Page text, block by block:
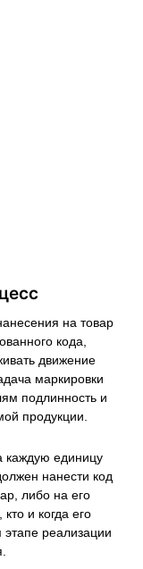
на товар
кода,
движение
маркировки
подлинность и
продукции.
каждую единицу
нанести код
либо на его
и когда его
этапе реализации